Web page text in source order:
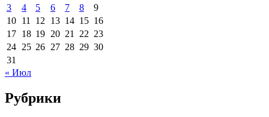
3
4 5 6 7 8
9
10 11 12 13 14 15 16
17 18 19 20 21 22 23
24 25 26 27 28 29 30
31
« Июл
Рубрики